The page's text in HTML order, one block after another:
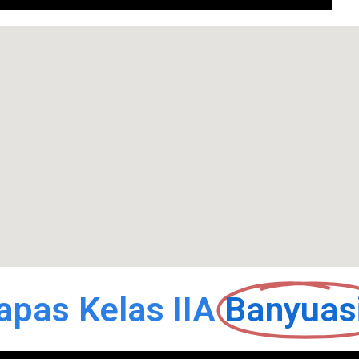
Kelas IIA